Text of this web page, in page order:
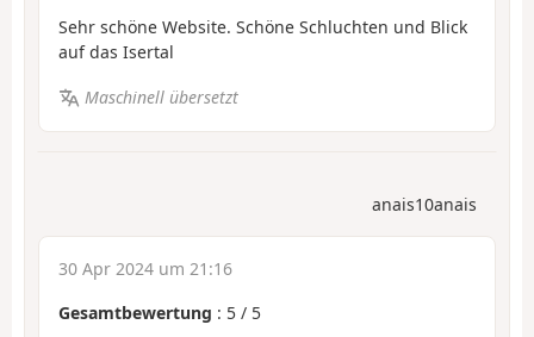
Sehr schöne Website. Schöne Schluchten und Blick
auf das Isertal
Maschinell übersetzt
anais10anais
30 Apr 2024 um 21:16
Gesamtbewertung : 5 / 5